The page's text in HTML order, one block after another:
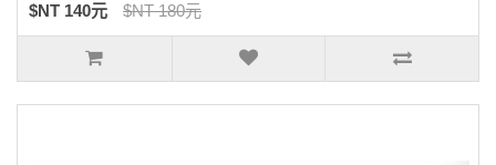
$NT 140元 $NT 180元